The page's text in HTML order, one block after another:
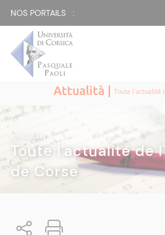
NOS PORTAILS :
Attualità |Toute l'actualité
ATTUALITÀ|
Toute l'actualité de
de Corse